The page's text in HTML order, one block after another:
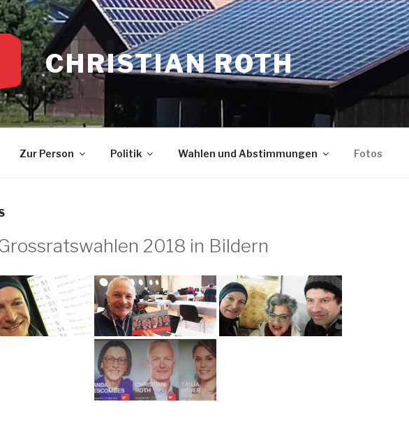
CHRISTIAN ROTH
Zur Person Politik Wahlen und Abstimmungen Fotos
2018 in Bildern